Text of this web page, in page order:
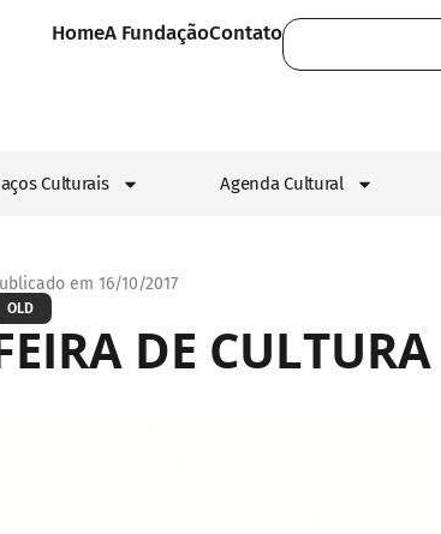
HomeA FundaçãoContato
Culturais Agenda Cultural
em 16/10/2017
OLD
DE